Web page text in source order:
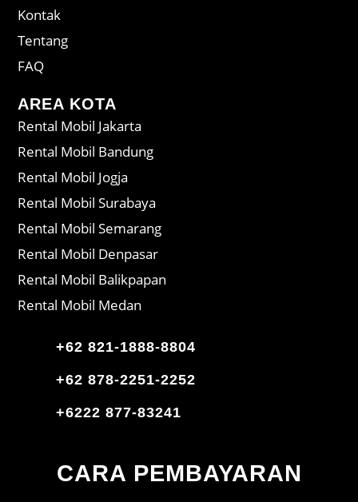
Kontak
Tentang
FAQ
AREA KOTA
Rental Mobil Jakarta
Rental Mobil Bandung
Rental Mobil Jogja
Rental Mobil Surabaya
Rental Mobil Semarang
Rental Mobil Denpasar
Rental Mobil Balikpapan
Rental Mobil Medan
+62 821-1888-8804
+62 878-2251-2252
+6222 877-83241
CARA PEMBAYARAN